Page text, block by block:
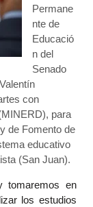
Permane
nte de
Educació
n del
Senado
con
para
de Fomento de
educativo
(San Juan).
tomaremos en
los estudios